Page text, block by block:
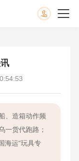
、造箱动作频
一货代跑路；
海运“玩具专